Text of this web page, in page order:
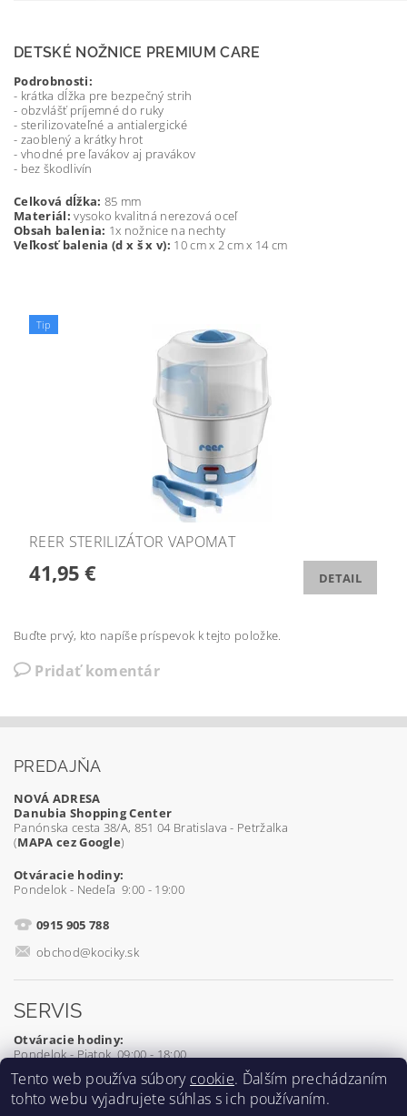
DETSKÉ NOŽNICE PREMIUM CARE
Podrobnosti:
- krátka dĺžka pre bezpečný strih
- obzvlášť príjemné do ruky
- sterilizovateľné a antialergické
- zaoblený a krátky hrot
- vhodné pre ľavákov aj pravákov
- bez škodlivín
Celková dĺžka: 85 mm
Materiál: vysoko kvalitná nerezová oceľ
Obsah balenia: 1x nožnice na nechty
Veľkosť balenia (d x š x v): 10 cm x 2 cm x 14 cm
Tip
REER STERILIZÁTOR VAPOMAT
41,95 € DETAIL
Buďte prvý, kto napíše príspevok k tejto položke.
Pridať komentár
PREDAJŇA
NOVÁ ADRESA
Danubia Shopping Center
Panónska cesta 38/A, 851 04 Bratislava - Petržalka
(MAPA cez Google)
Otváracie hodiny:
Pondelok - Nedeľa 9:00 - 19:00
0915 905 788
obchod@kociky.sk
SERVIS
Otváracie hodiny:
Pondelok - Piatok 09:00 - 18:00
0905 539 927
Tento web používa súbory cookie. Ďalším prechádzaním
tohto webu vyjadrujete súhlas s ich používaním.